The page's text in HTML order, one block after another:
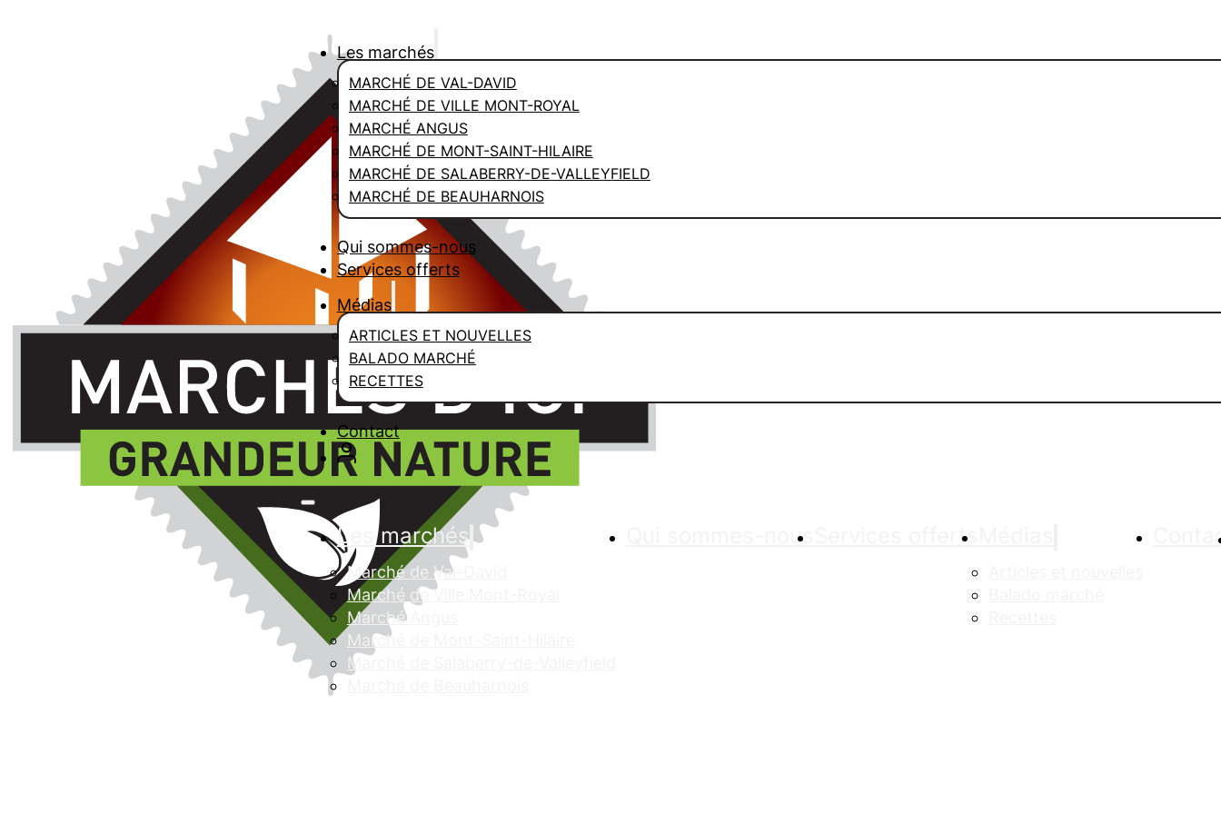
Les marchés
MARCHÉ DE VAL-DAVID
MARCHÉ DE VILLE MONT-ROYAL
MARCHÉ ANGUS
MARCHÉ DE MONT-SAINT-HILAIRE
MARCHÉ DE SALABERRY-DE-VALLEYFIELD
MARCHÉ DE BEAUHARNOIS
Qui sommes-nous
Services offerts
Médias
ARTICLES ET NOUVELLES
BALADO MARCHÉ
RECETTES
Contact
Les marchés
Marché de Val-David
Marché de Ville Mont-Royal
Marché Angus
Marché de Mont-Saint-Hilaire
Marché de Salaberry-de-Valleyfield
Qui sommes-nous Services offerts